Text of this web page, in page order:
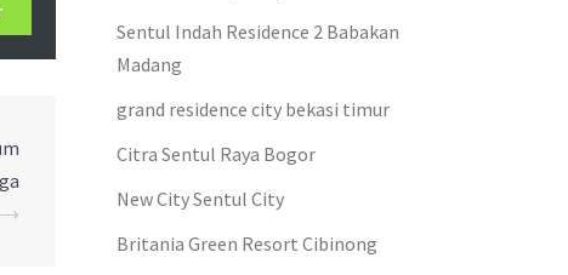
Sentul Indah Residence 2 Babakan
Madang
grand residence city bekasi timur
Citra Sentul Raya Bogor
New City Sentul City
Britania Green Resort Cibinong